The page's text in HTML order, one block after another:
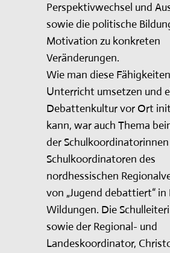
Perspektivwechsel und
sowie die politische
Motivation zu konkreten
Veränderungen.
Wie man diese
Unterricht umsetzen und
Debattenkultur vor Ort
kann, war auch Thema
der
Schulkoordinatoren des
nordhessischen
von „Jugend debattiert“ in
Wildungen. Die
sowie der Regional- und
Landeskoordinator,